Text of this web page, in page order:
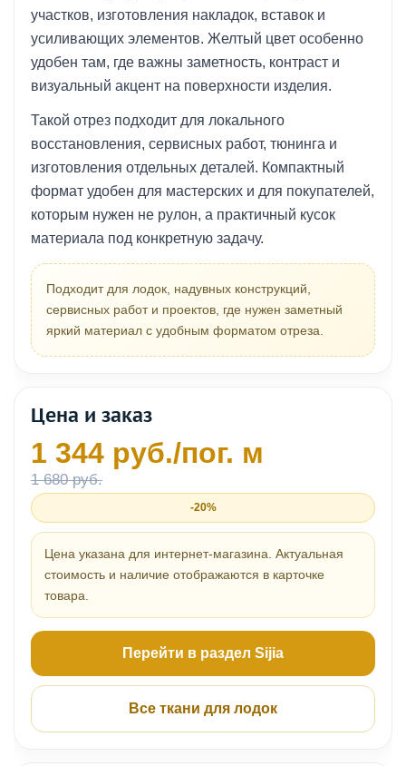
участков, изготовления накладок, вставок и
усиливающих элементов. Желтый цвет особенно
удобен там, где важны заметность, контраст и
визуальный акцент на поверхности изделия.
Такой отрез подходит для локального
восстановления, сервисных работ, тюнинга и
изготовления отдельных деталей. Компактный
формат удобен для мастерских и для покупателей,
которым нужен не рулон, а практичный кусок
материала под конкретную задачу.
Подходит для лодок, надувных конструкций,
сервисных работ и проектов, где нужен заметный
яркий материал с удобным форматом отреза.
Цена и заказ
1 344 руб./пог. м
1 680 руб.
-20%
Цена указана для интернет-магазина. Актуальная
стоимость и наличие отображаются в карточке
товара.
Перейти в раздел Sijia
Все ткани для лодок